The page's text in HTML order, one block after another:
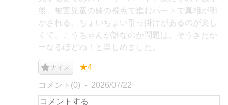
後、被害児童の妹の視点で進むパートで真相が明
かされる。ちょいちょい引っ掛けがあるのが楽し
くて、こうちゃんが誰なのか問題は、そうきたか
ーなるほどね！と楽しめました。
ナイス ★4
コメント(0) 2026/07/22